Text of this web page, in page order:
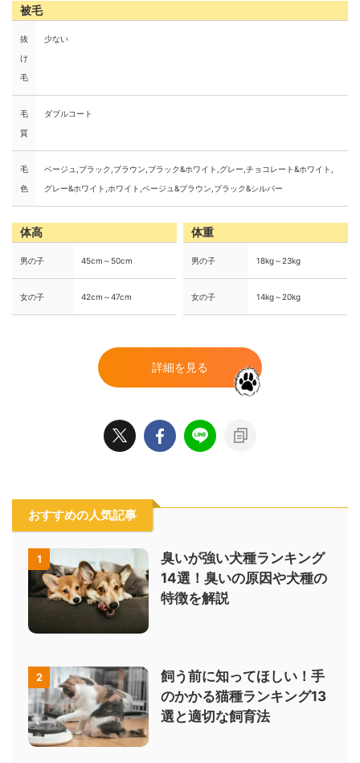
被毛
抜
け
毛
少ない
毛
質
ダブルコート
毛
色
ベージュ,ブラック,ブラウン,ブラック&ホワイト,グレー,チョコレート&ホワイト,
グレー&ホワイト,ホワイト,ベージュ&ブラウン,ブラック&シルバー
体高
男の子 45cm～50cm
女の子 42cm～47cm
体重
男の子 18kg～23kg
女の子 14kg～20kg
詳細を見る
おすすめの人気記事
1
臭いが強い犬種ランキング
14選！臭いの原因や犬種の
特徴を解説
2
飼う前に知ってほしい！手
のかかる猫種ランキング13
選と適切な飼育法